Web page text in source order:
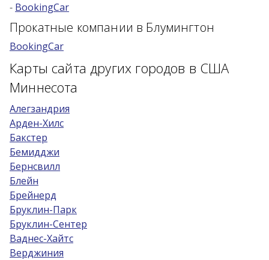
Возраст 25-70 лет?
Купон/промо
- BookingCar
Прокатные компании в Блумингтон
BookingCar
Карты сайта других городов в США
Миннесота
Алегзандрия
Арден-Хилс
Бакстер
Бемидджи
Бернсвилл
Блейн
Брейнерд
Бруклин-Парк
Бруклин-Сентер
Ваднес-Хайтс
Верджиния